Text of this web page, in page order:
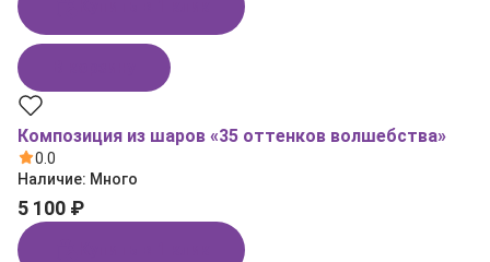
Композиция из шаров «35 оттенков волшебства»
0.0
Наличие: Много
5 100 ₽